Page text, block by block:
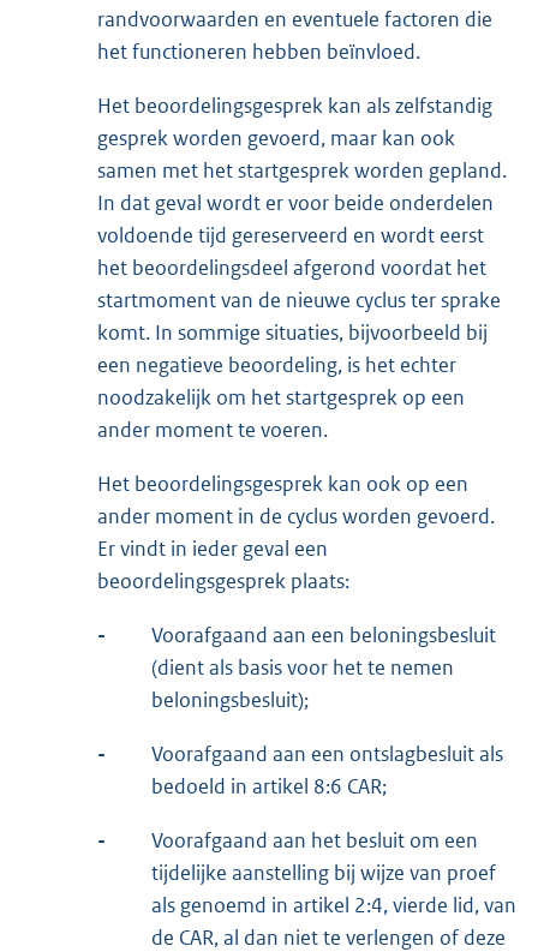
randvoorwaarden en eventuele factoren die
het functioneren hebben beïnvloed.
Het beoordelingsgesprek kan als zelfstandig
gesprek worden gevoerd, maar kan ook
samen met het startgesprek worden gepland.
In dat geval wordt er voor beide onderdelen
voldoende tijd gereserveerd en wordt eerst
het beoordelingsdeel afgerond voordat het
startmoment van de nieuwe cyclus ter sprake
komt. In sommige situaties, bijvoorbeeld bij
een negatieve beoordeling, is het echter
noodzakelijk om het startgesprek op een
ander moment te voeren.
Het beoordelingsgesprek kan ook op een
ander moment in de cyclus worden gevoerd.
Er vindt in ieder geval een
beoordelingsgesprek plaats:
-
Voorafgaand aan een beloningsbesluit
(dient als basis voor het te nemen
beloningsbesluit);
-
Voorafgaand aan een ontslagbesluit als
bedoeld in artikel 8:6 CAR;
-
Voorafgaand aan het besluit om een
tijdelijke aanstelling bij wijze van proef
als genoemd in artikel 2:4, vierde lid, van
de CAR, al dan niet te verlengen of deze